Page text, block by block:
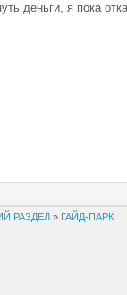
деньги, я пока
РАЗДЕЛ » ГАЙД-ПАРК